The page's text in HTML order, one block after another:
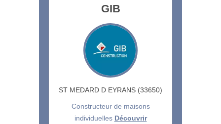
GIB
ST MEDARD D EYRANS (33650)
Constructeur de maisons
individuelles Découvrir